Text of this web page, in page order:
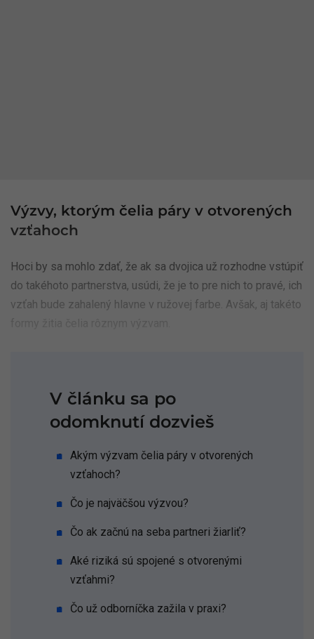
Výzvy, ktorým čelia páry v otvorených
vzťahoch
Hoci by sa mohlo zdať, že ak sa dvojica už rozhodne vstúpiť
do takéhoto partnerstva, usúdi, že je to pre nich to pravé, ich
vzťah bude zahalený hlavne v ružovej farbe. Avšak, aj takéto
V článku sa po
odomknutí dozvieš
Akým výzvam čelia páry v otvorených
vzťahoch?
Čo je najväčšou výzvou?
Čo ak začnú na seba partneri žiarliť?
Aké riziká sú spojené s otvorenými
vzťahmi?
Čo už odborníčka zažila v praxi?